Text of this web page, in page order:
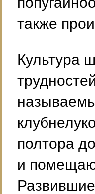
также
Культура
полтора
и